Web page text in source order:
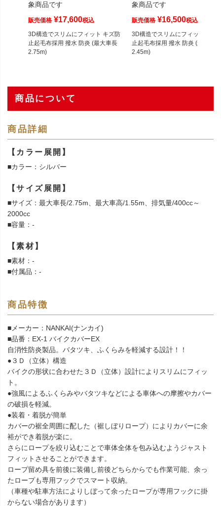
象商品です
販売価格 ¥17,600税込
3D構造でスリムにフィット キズ防
止起毛布採用 撥水 防炎 (最大車長
2.75m)
象商品です
販売価格 ¥16,500税込
3D構造でスリムにフィット キズ
止起毛布採用 撥水 防炎 (最大車長
2.45m)
商品について
商品詳細
【カラー展開】
■カラー：シルバー
【サイズ展開】
■サイズ：最大車長/2.75m、最大車高/1.55m、排気量/400cc～
2000cc
■容量：-
【素材】
■素材：-
■付属品：-
商品特徴
■メーカー：NANKAI(ナンカイ)
■品番：EX-1 バイクカバーEX
自消性防炎製品。バタツキ、ふくらみを軽減する設計！！
●３Ｄ（立体）構造
バイクの形状に合わせた３Ｄ（立体）設計によりスリムにフィッ
ト。
●強風によるふくらみやバタツキなどによる車体への摩擦やカバー
の破損を軽減。
●装着・着脱が簡単
カバーの裾全周囲に配した（裾しぼりロープ）によりカバーに余
裕ができ着脱が楽に。
さらにロープを絞り込むことで車体全体を包み込むようジャスト
フィットさせることができます。
ロープ留め具を前後に装備し前後どちらからでも作業可能、余っ
たロープも専用フックでスマート収納。
（車種や駐車方法によりしぼって余ったロープが専用フックに掛
からない場合があります）